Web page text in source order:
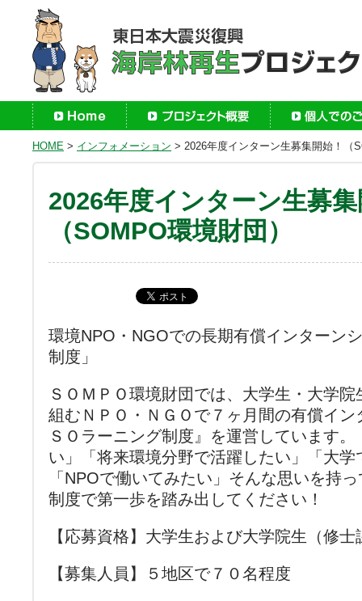
HOME > インフォメーション > 2026年度インターン生募集開始！（
2026年度インターン生募
（SOMPO環境財団）
環境NPO・NGOでの長期有償インターン
制度」
ＳＯＭＰＯ環境財団では、大学生・大学
組むＮＰＯ・ＮＧＯで７ヶ月間の有償イ
ＳＯラーニング制度』を運営しています
い」「将来環境分野で活躍したい」「大
「NPOで働いてみたい」そんな思いを持
制度で第一歩を踏み出してください！
【応募資格】大学生および大学院生（修
【募集人員】５地区で７０名程度